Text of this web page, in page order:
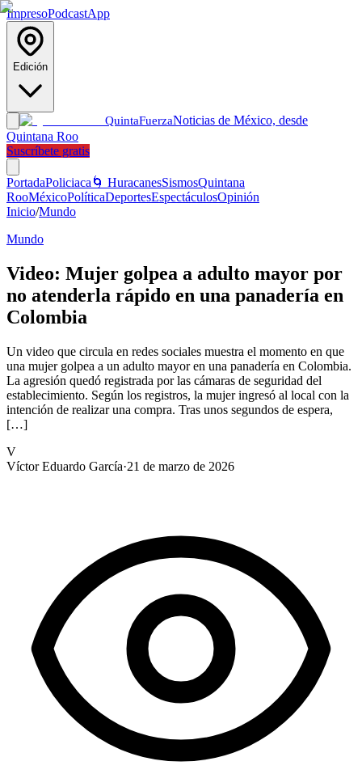
ImpresoPodcastApp
Edición
QuintaFuerzaNoticias de México, desde
Quintana Roo
Suscríbete gratis
PortadaPoliciaca 🌀 HuracanesSismosQuintana
RooMéxicoPolíticaDeportesEspectáculosOpinión
Inicio/Mundo
Mundo
Video: Mujer golpea a adulto mayor por
no atenderla rápido en una panadería en
Colombia
Un video que circula en redes sociales muestra el momento en que
una mujer golpea a un adulto mayor en una panadería en Colombia.
La agresión quedó registrada por las cámaras de seguridad del
establecimiento. Según los registros, la mujer ingresó al local con la
intención de realizar una compra. Tras unos segundos de espera,
[…]
V
Víctor Eduardo García·21 de marzo de 2026